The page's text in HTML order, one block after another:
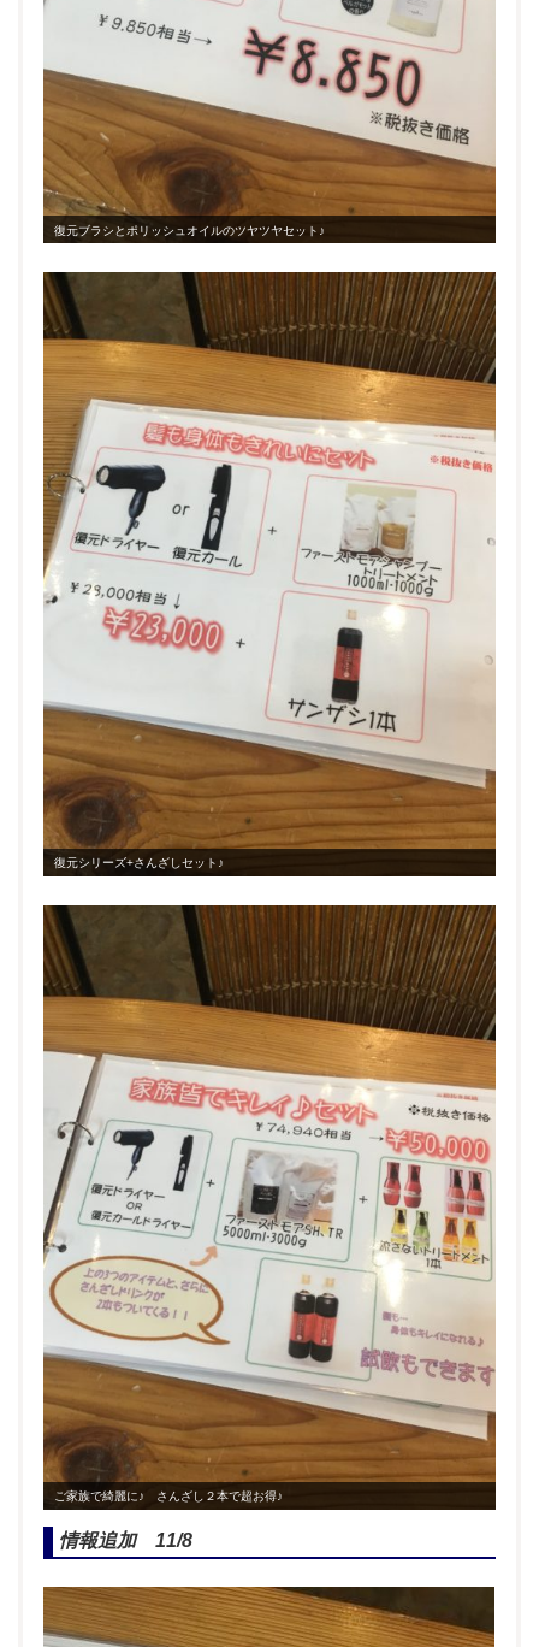
復元ブラシとポリッシュオイルのツヤツヤセット♪
復元シリーズ+さんざしセット♪
ご家族で綺麗に♪ さんざし２本で超お得♪
情報追加 11/8